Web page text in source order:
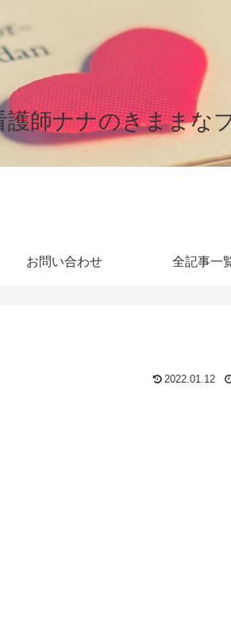
護師ナナのきままな
お問い合わせ 全記事一
2022.01.12